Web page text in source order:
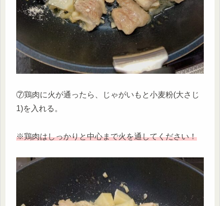
⑦鶏肉に火が通ったら、じゃがいもと小麦粉(大さじ
1)を入れる。
※鶏肉はしっかりと中心まで火を通してください！